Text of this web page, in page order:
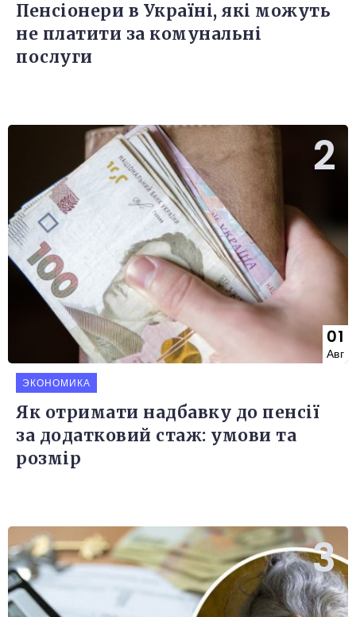
Пенсіонери в Україні, які можуть
не платити за комунальні
послуги
01
Авг
ЭКОНОМИКА
Як отримати надбавку до пенсії
за додатковий стаж: умови та
розмір